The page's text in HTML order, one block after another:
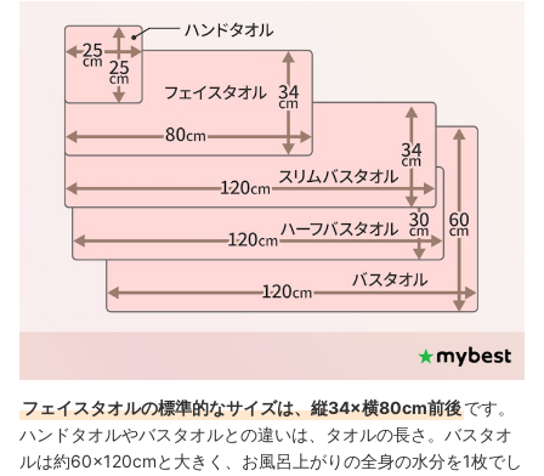
フェイスタオルは何枚持っているのが理想？替え時の目安は？
古くなったフェイスタオルの活用法は？
フェイスタオルの標準的なサイズは、縦34×横80cm前後です。
ハンドタオルやバスタオルとの違いは、タオルの長さ。バスタオ
ルは約60×120cmと大きく、お風呂上がりの全身の水分を1枚でし